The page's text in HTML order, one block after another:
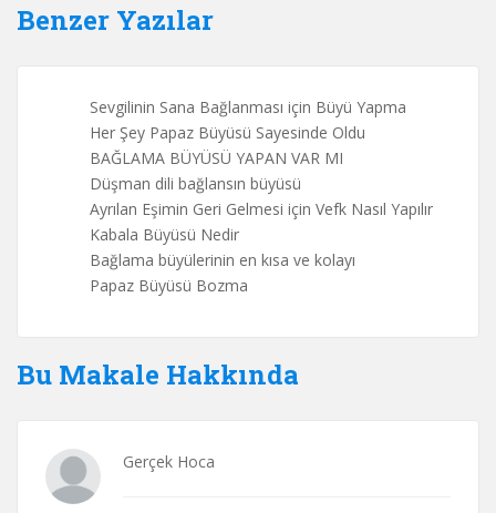
Benzer Yazılar
Sevgilinin Sana Bağlanması için Büyü Yapma
Her Şey Papaz Büyüsü Sayesinde Oldu
BAĞLAMA BÜYÜSÜ YAPAN VAR MI
Düşman dili bağlansın büyüsü
Ayrılan Eşimin Geri Gelmesi için Vefk Nasıl Yapılır
Kabala Büyüsü Nedir
Bağlama büyülerinin en kısa ve kolayı
Papaz Büyüsü Bozma
Bu Makale Hakkında
Gerçek Hoca